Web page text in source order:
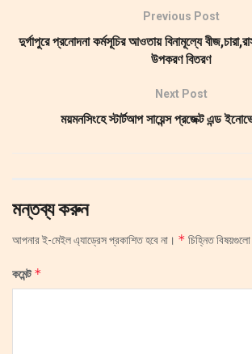
Previous Post
দুর্গাপুরে প্রনোদনা কর্মসূচির আওতায় বিনামূল্যে
উপকরণ বিতরণ
Next Post
ময়মনসিংহে স্টার্টআপ সায়েন্স প্রজেক্ট এন্ড
মন্তব্য করুন
আপনার ই-মেইল এ্যাড্রেস প্রকাশিত হবে না। * চিহ্নিত
কমেন্ট*